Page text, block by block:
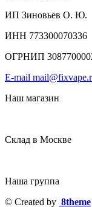
ИП Зиновьев О. Ю.
ИНН 773300070336
ОГРНИП
E-mail
Наш магазин
Склад в Москве
Наша группа
© Created by 8theme